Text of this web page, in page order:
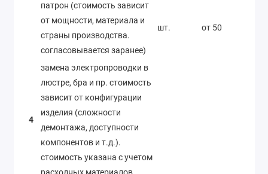
патрон (стоимость зависит
от мощности, материала и
страны производства.
согласовывается заранее)
шт. от 50
4
замена электропроводки в
люстре, бра и пр. стоимость
зависит от конфигурации
изделия (сложности
демонтажа, доступности
компонентов и т.д.).
стоимость указана с учетом